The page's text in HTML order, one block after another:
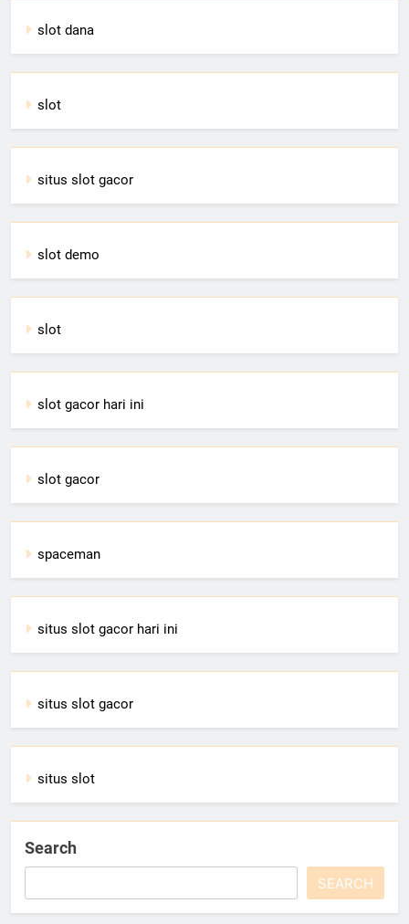
slot dana
slot
situs slot gacor
slot demo
slot
slot gacor hari ini
slot gacor
spaceman
situs slot gacor hari ini
situs slot gacor
situs slot
Search
SEARCH